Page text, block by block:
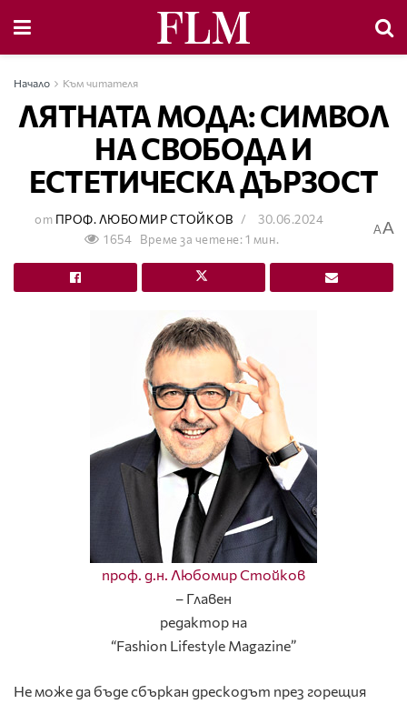
Начало Към читателя
ЛЯТНАТА МОДА: СИМВОЛ
НА СВОБОДА И
ЕСТЕТИЧЕСКА ДЪРЗОСТ
от ПРОФ. ЛЮБОМИР СТОЙКОВ
30.06.2024
1654
Време за четене: 1 мин.
AA
проф. д.н. Любомир Стойков
– Главен
редактор на
“Fashion Lifestyle Magazine”
Не може да бъде сбъркан дрескодът през горещия